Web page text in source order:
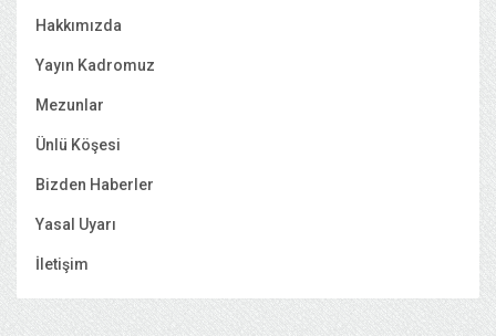
Hakkımızda
Yayın Kadromuz
Mezunlar
Ünlü Köşesi
Bizden Haberler
Yasal Uyarı
İletişim